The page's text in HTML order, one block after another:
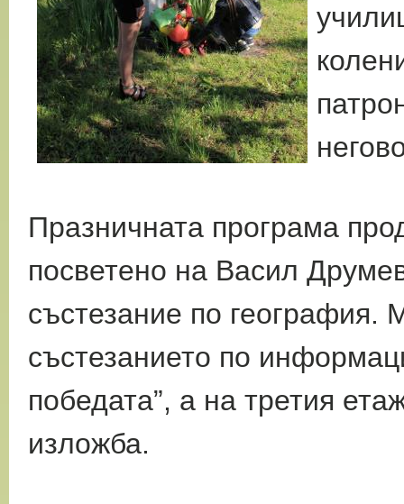
Празничната програма
посветено на Васил
състезание по география.
състезанието по
победата”, а на третия
изложба.